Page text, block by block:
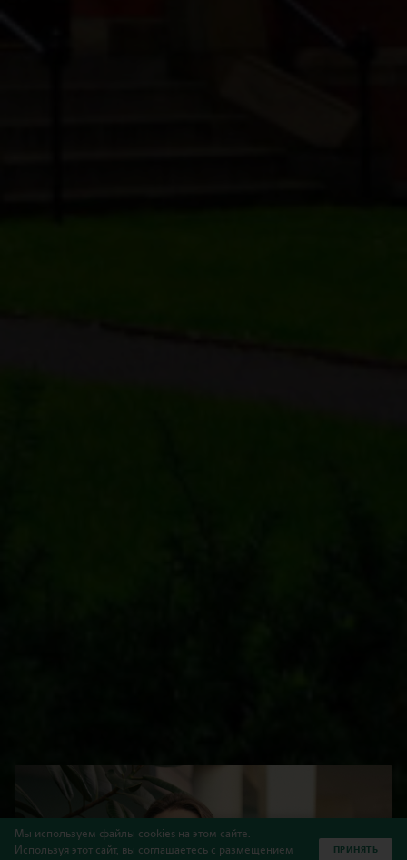
Мы используем файлы cookies на этом сайте.
Используя этот сайт, вы соглашаетесь с размещением
ПРИНЯТЬ